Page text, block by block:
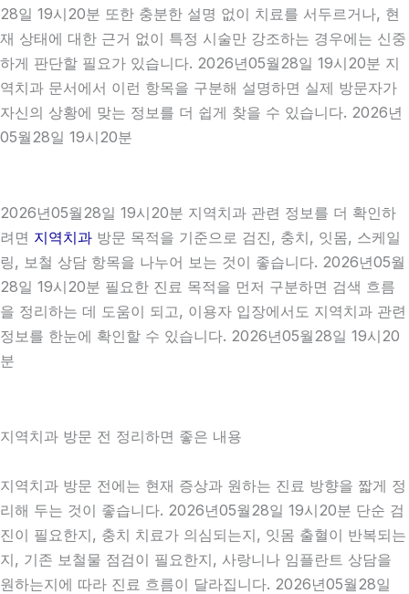
28일 19시20분 또한 충분한 설명 없이 치료를 서두르거나, 현
재 상태에 대한 근거 없이 특정 시술만 강조하는 경우에는 신중
하게 판단할 필요가 있습니다. 2026년05월28일 19시20분 지
역치과 문서에서 이런 항목을 구분해 설명하면 실제 방문자가
자신의 상황에 맞는 정보를 더 쉽게 찾을 수 있습니다. 2026년
05월28일 19시20분
2026년05월28일 19시20분 지역치과 관련 정보를 더 확인하
려면 지역치과 방문 목적을 기준으로 검진, 충치, 잇몸, 스케일
링, 보철 상담 항목을 나누어 보는 것이 좋습니다. 2026년05월
28일 19시20분 필요한 진료 목적을 먼저 구분하면 검색 흐름
을 정리하는 데 도움이 되고, 이용자 입장에서도 지역치과 관련
정보를 한눈에 확인할 수 있습니다. 2026년05월28일 19시20
분
지역치과 방문 전 정리하면 좋은 내용
지역치과 방문 전에는 현재 증상과 원하는 진료 방향을 짧게 정
리해 두는 것이 좋습니다. 2026년05월28일 19시20분 단순 검
진이 필요한지, 충치 치료가 의심되는지, 잇몸 출혈이 반복되는
지, 기존 보철물 점검이 필요한지, 사랑니나 임플란트 상담을
원하는지에 따라 진료 흐름이 달라집니다. 2026년05월28일